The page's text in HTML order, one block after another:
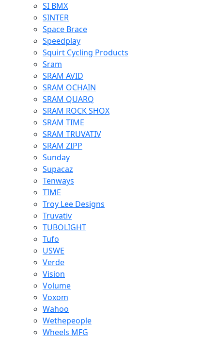
SI BMX
SINTER
Space Brace
Speedplay
Squirt Cycling Products
Sram
SRAM AVID
SRAM OCHAIN
SRAM QUARQ
SRAM ROCK SHOX
SRAM TIME
SRAM TRUVATIV
SRAM ZIPP
Sunday
Supacaz
Tenways
TIME
Troy Lee Designs
Truvativ
TUBOLIGHT
Tufo
USWE
Verde
Vision
Volume
Voxom
Wahoo
Wethepeople
Wheels MFG